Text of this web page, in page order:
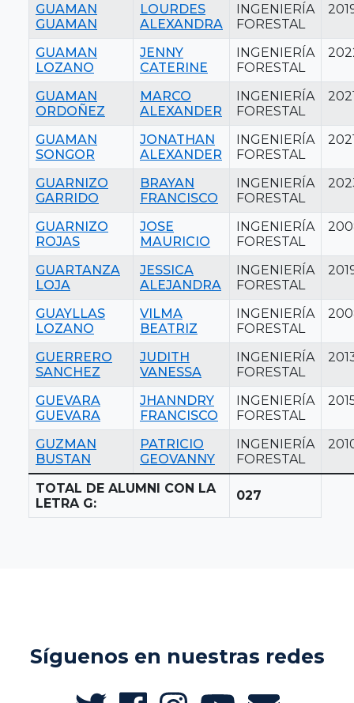
GUAMAN
GUAMAN
LOURDES
ALEXANDRA
INGENIERÍA
FORESTAL
GUAMAN
LOZANO
JENNY
CATERINE
INGENIERÍA
FORESTAL
GUAMAN
ORDOÑEZ
MARCO
ALEXANDER
INGENIERÍA
FORESTAL
GUAMAN
SONGOR
JONATHAN
ALEXANDER
INGENIERÍA
FORESTAL
GUARNIZO
GARRIDO
BRAYAN
FRANCISCO
INGENIERÍA
FORESTAL
GUARNIZO
ROJAS
JOSE
MAURICIO
INGENIERÍA
FORESTAL
GUARTANZA
LOJA
JESSICA
ALEJANDRA
INGENIERÍA
FORESTAL
GUAYLLAS
LOZANO
VILMA
BEATRIZ
INGENIERÍA
FORESTAL
GUERRERO
SANCHEZ
JUDITH
VANESSA
INGENIERÍA
FORESTAL
GUEVARA
GUEVARA
JHANNDRY
FRANCISCO
INGENIERÍA
FORESTAL
GUZMAN
BUSTAN
PATRICIO
GEOVANNY
INGENIERÍA
FORESTAL
TOTAL DE ALUMNI CON LA
LETRA G:
027
Síguenos en nuestras redes